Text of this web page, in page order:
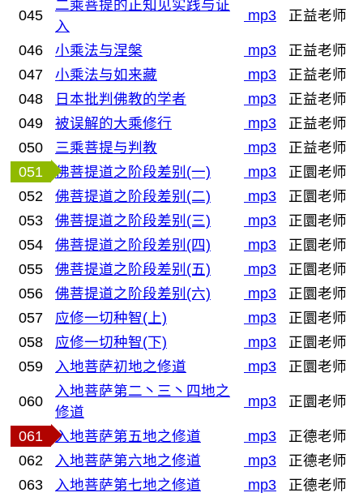
045
二乘菩提的正知见实践与证
入
mp3 正益老师
046 小乘法与涅槃 mp3
正益老师
047
小乘法与如来藏 mp3
正益老师
048
日本批判佛教的学者 mp3
正益老师
049
被误解的大乘修行 mp3
正益老师
050
三乘菩提与判教 mp3
正益老师
051
佛菩提道之阶段差别(一) mp3
正圜老师
052
佛菩提道之阶段差别(二) mp3
正圜老师
053
佛菩提道之阶段差别(三) mp3
正圜老师
054
佛菩提道之阶段差别(四) mp3
正圜老师
055
佛菩提道之阶段差别(五) mp3
正圜老师
056
佛菩提道之阶段差别(六) mp3
正圜老师
057
应修一切种智(上) mp3
正圜老师
058
应修一切种智(下) mp3
正圜老师
059
入地菩萨初地之修道 mp3 正圜老师
060
入地菩萨第二丶三丶四地之
修道
mp3 正圜老师
061 入地菩萨第五地之修道 mp3
正德老师
062
入地菩萨第六地之修道 mp3
正德老师
063
入地菩萨第七地之修道 mp3
正德老师